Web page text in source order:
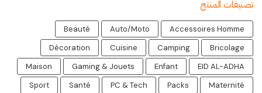
تصنيفات المنتج
Accessoires Homme
Auto/Moto
Beauté
Bricolage
Camping
Cuisine
Décoration
EID AL-ADHA
Enfant
Gaming & Jouets
Maison
Maternité
Packs
PC & Tech
Santé
Sport